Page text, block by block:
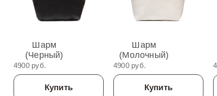
Шарм
(Черный)
4900 руб.
Купить
Шарм
(Молочный)
4900 руб.
Купить